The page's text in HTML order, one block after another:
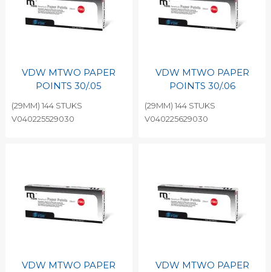
VDW MTWO PAPER
POINTS 30/.05
(29MM) 144 STUKS
V040225529030
VDW MTWO PAPER
POINTS 30/.06
(29MM) 144 STUKS
V040225629030
VDW MTWO PAPER
VDW MTWO PAPER